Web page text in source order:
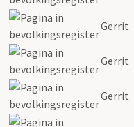
Gerrit
Gerrit
Gerrit